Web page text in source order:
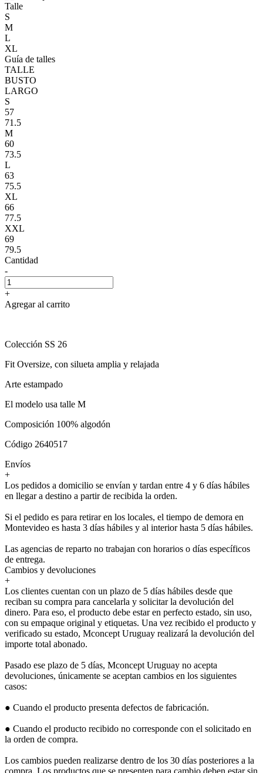
Talle
S
M
L
XL
Guía de talles
TALLE
BUSTO
LARGO
S
57
71.5
M
60
73.5
L
63
75.5
XL
66
77.5
XXL
69
79.5
Cantidad
-
+
Agregar al carrito
Colección SS 26
Fit Oversize, con silueta amplia y relajada
Arte estampado
El modelo usa talle M
Composición 100% algodón
Código 2640517
Envíos
+
Los pedidos a domicilio se envían y tardan entre 4 y 6 días hábiles
en llegar a destino a partir de recibida la orden.
Si el pedido es para retirar en los locales, el tiempo de demora en
Montevideo es hasta 3 días hábiles y al interior hasta 5 días hábiles.
Las agencias de reparto no trabajan con horarios o días específicos
de entrega.
Cambios y devoluciones
+
Los clientes cuentan con un plazo de 5 días hábiles desde que
reciban su compra para cancelarla y solicitar la devolución del
dinero. Para eso, el producto debe estar en perfecto estado, sin uso,
con su empaque original y etiquetas. Una vez recibido el producto y
verificado su estado, Mconcept Uruguay realizará la devolución del
importe total abonado.
Pasado ese plazo de 5 días, Mconcept Uruguay no acepta
devoluciones, únicamente se aceptan cambios en los siguientes
casos:
● Cuando el producto presenta defectos de fabricación.
● Cuando el producto recibido no corresponde con el solicitado en
la orden de compra.
Los cambios pueden realizarse dentro de los 30 días posteriores a la
compra. Los productos que se presenten para cambio deben estar sin